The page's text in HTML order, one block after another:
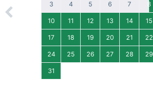
Previous
3 4 5 6 7 8
10 11 12 13 14 15
17 18 19 20 21 22
24 25 26 27 28 29
31